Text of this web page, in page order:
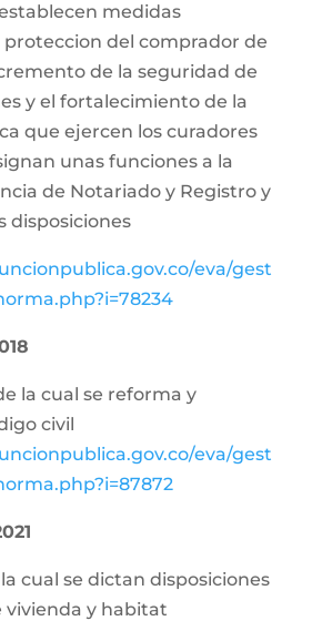
medidas
proteccion del comprador de
de la seguridad de
y el fortalecimiento de la
que ejercen los curadores
unas funciones a la
de Notariado y Registro y
disposiciones
eva/gest
la cual se reforma y
civil
eva/gest
cual se dictan disposiciones
vivienda y habitat